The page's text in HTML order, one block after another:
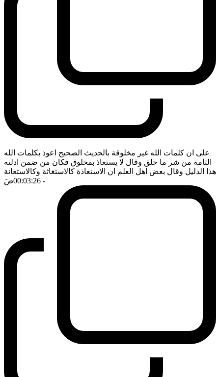
على ان كلمات الله غير مخلوقة بالحديث الصحيح اعوذ بكلمات الله
التامة من شر ما خلق وقال لا يستعاذ بمخلوق فكان من ضمن ادلته
هذا الدليل وقال بعض اهل العلم ان الاستعاذة كالاستغاثة وكالاستعانة
- 00:03:26
ضَ